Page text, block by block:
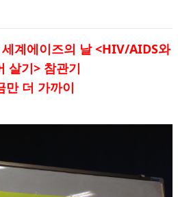
계에이즈의 날 <HIV/AIDS와
살기> 참관기
만 더 가까이